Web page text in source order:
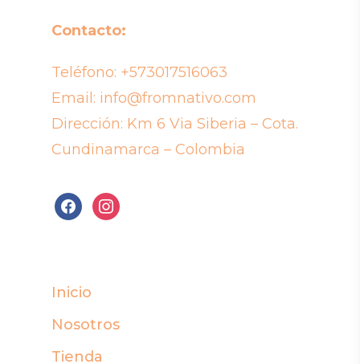
Contacto:
Teléfono: +573017516063
Email: info@fromnativo.com
Dirección: Km 6 Via Siberia – Cota.
Cundinamarca – Colombia
facebookinstagram
Inicio
Nosotros
Tienda